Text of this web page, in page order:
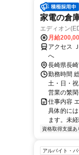
家電の倉
エディオン
月給
アクセス
へ
長崎県長
勤務時間
土・日・
営業の繁
仕事内容
具体的に
ます。未
資格取得支援あ
アルバイト・パ